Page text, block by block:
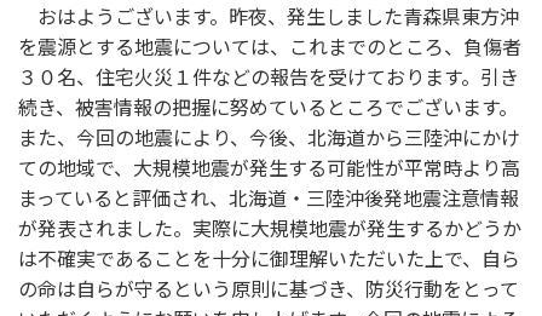
おはようございます。昨夜、発生しました青森県東方沖
を震源とする地震については、これまでのところ、負傷者
３０名、住宅火災１件などの報告を受けております。引き
続き、被害情報の把握に努めているところでございます。
また、今回の地震により、今後、北海道から三陸沖にかけ
ての地域で、大規模地震が発生する可能性が平常時より高
まっていると評価され、北海道・三陸沖後発地震注意情報
が発表されました。実際に大規模地震が発生するかどうか
は不確実であることを十分に御理解いただいた上で、自ら
の命は自らが守るという原則に基づき、防災行動をとって